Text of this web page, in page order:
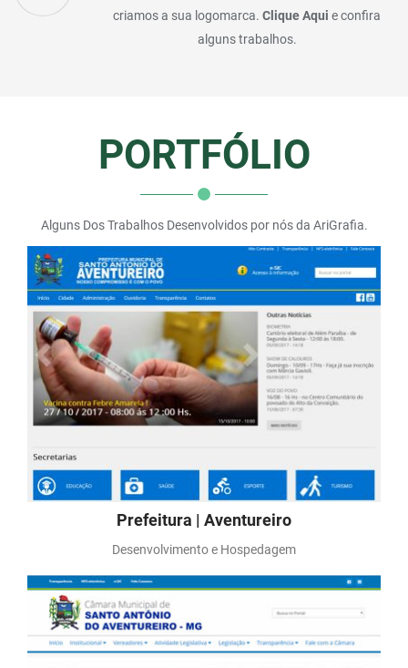
criamos a sua logomarca. Clique Aqui e confira
alguns trabalhos.
PORTFÓLIO
Alguns Dos Trabalhos Desenvolvidos por nós da AriGrafia.
Prefeitura | Aventureiro
Desenvolvimento e Hospedagem